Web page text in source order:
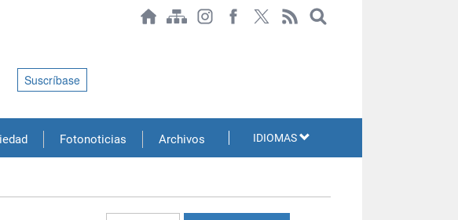
Fotonoticias Archivos
Suscríbase
IDIOMAS